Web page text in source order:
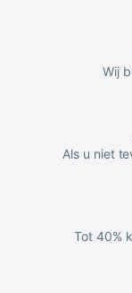
Wij
Als u niet
Tot 40%